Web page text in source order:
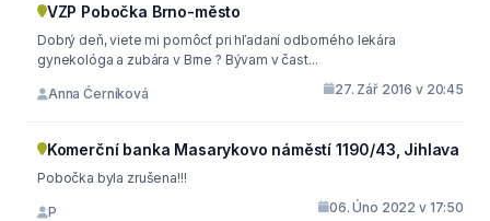
VZP Pobočka Brno-město
Dobrý deň, viete mi pomôcť pri hľadaní odborného lekára
gynekológa a zubára v Brne ? Bývam v čast...
Anna Ćerníková 27. Zář 2016 v 20:45
Komerční banka Masarykovo náměstí 1190/43, Jihlava
Pobočka byla zrušena!!!
P 06. Úno 2022 v 17:50